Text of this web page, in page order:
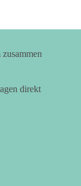
direkt